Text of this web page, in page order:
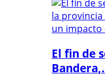
El fin de